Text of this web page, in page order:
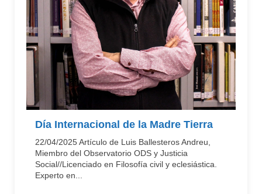
Día Internacional de la Madre Tierra
22/04/2025 Artículo de Luis Ballesteros Andreu,
Miembro del Observatorio ODS y Justicia
Social//Licenciado en Filosofía civil y eclesiástica.
Experto en...